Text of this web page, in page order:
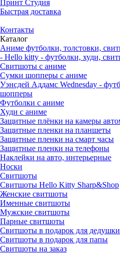
Принт Студия
Быстрая доставка
Контакты
Каталог
Аниме футболки, толстовки,
- Hello kitty - футболки, худи,
Свитшоты с аниме
Сумки шопперы с аниме
Уэнсдей Аддамс Wednesday -
шопперы
Футболки с аниме
Худи с аниме
Защитные плёнки на камеры
Защитные пленки на планшеты
Защитные пленки на смарт часы
Защитные пленки на телефоны
Наклейки на авто, интерьерные
Носки
Свитшоты
Cвитшоты Hello Kitty Sharp&Shop
Женские свитшоты
Именные свитшоты
Мужские свитшоты
Парные свитшоты
Свитшоты в подарок для дедушки
Свитшоты в подарок для папы
Свитшоты на заказ